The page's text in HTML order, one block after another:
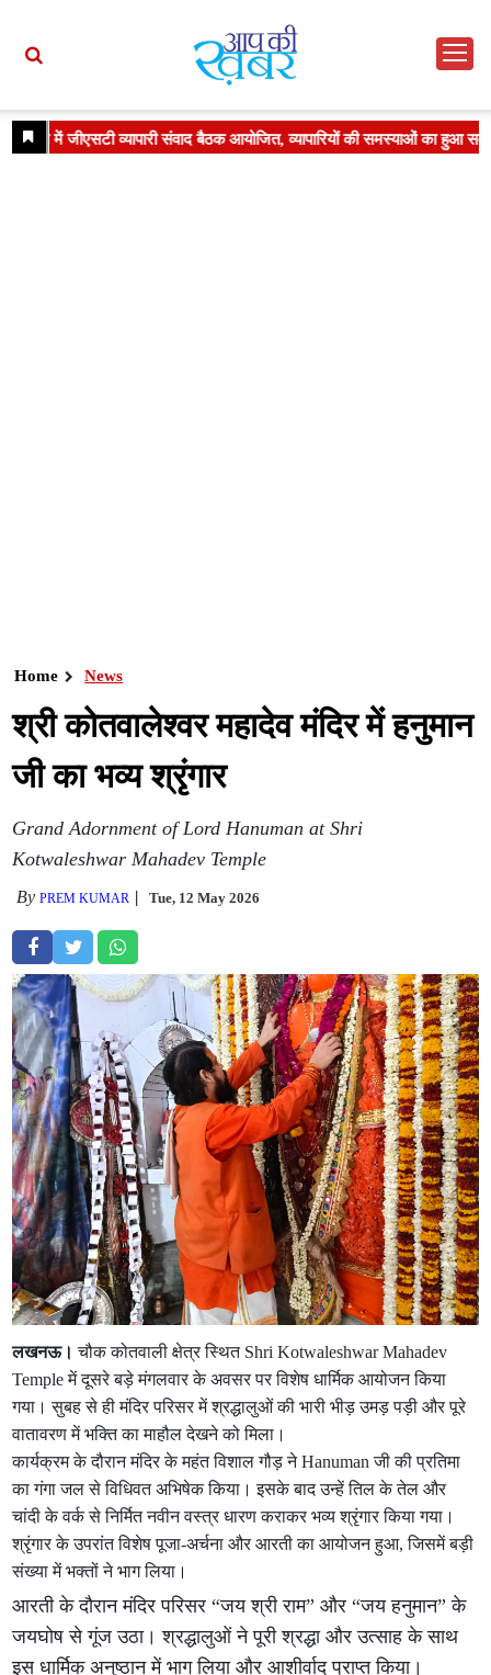
Home News
श्री कोतवालेश्वर महादेव मंदिर में हनुमान
जी का भव्य श्रृंगार
Grand Adornment of Lord Hanuman at Shri
Kotwaleshwar Mahadev Temple
ByPREM KUMAR Tue, 12 May 2026
लखनऊ। चौक कोतवाली क्षेत्र स्थित Shri Kotwaleshwar Mahadev
Temple में दूसरे बड़े मंगलवार के अवसर पर विशेष धार्मिक आयोजन किया
गया। सुबह से ही मंदिर परिसर में श्रद्धालुओं की भारी भीड़ उमड़ पड़ी और पूरे
वातावरण में भक्ति का माहौल देखने को मिला।
कार्यक्रम के दौरान मंदिर के महंत विशाल गौड़ ने Hanuman जी की प्रतिमा
का गंगा जल से विधिवत अभिषेक किया। इसके बाद उन्हें तिल के तेल और
चांदी के वर्क से निर्मित नवीन वस्त्र धारण कराकर भव्य श्रृंगार किया गया।
श्रृंगार के उपरांत विशेष पूजा-अर्चना और आरती का आयोजन हुआ, जिसमें बड़ी
संख्या में भक्तों ने भाग लिया।
आरती के दौरान मंदिर परिसर “जय श्री राम” और “जय हनुमान” के
जयघोष से गूंज उठा। श्रद्धालुओं ने पूरी श्रद्धा और उत्साह के साथ
इस धार्मिक अनुष्ठान में भाग लिया और आशीर्वाद प्राप्त किया।